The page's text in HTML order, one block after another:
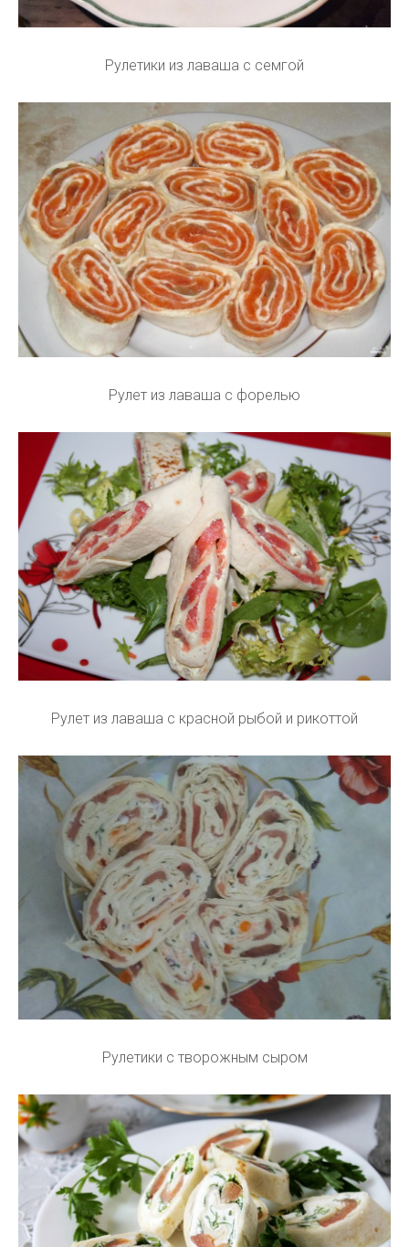
Рулетики из лаваша с семгой
Рулет из лаваша с форелью
Рулет из лаваша с красной рыбой и рикоттой
Рулетики с творожным сыром